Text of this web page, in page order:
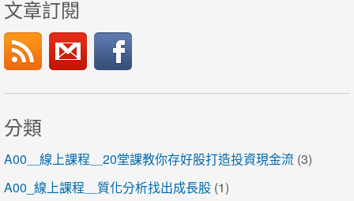
文章訂閱
分類
A00＿線上課程＿20堂課教你存好股打造投資現金流 (3)
A00_線上課程＿質化分析找出成長股 (1)